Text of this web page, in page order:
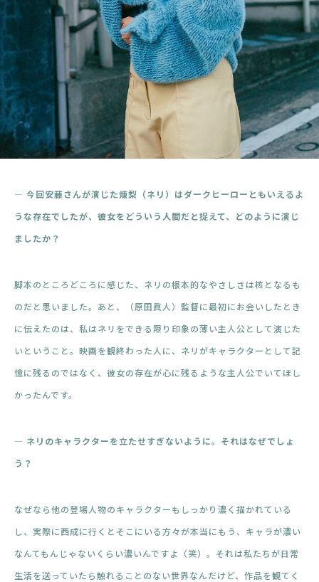
― 今回安藤さんが演じた煉梨（ネリ）はダークヒーローともいえるよ
うな存在でしたが、 彼女をどういう人間だと捉えて、どのように演じ
ましたか？
脚本のところどころに感じた、ネリの根本的なやさしさは核となるも
のだと思いました。あと、（原田眞人）監督に最初にお会いしたとき
に伝えたのは、私はネリをできる限り印象の薄い主人公として演じた
いということ。映画を観終わった人に、ネリがキャラクターとして記
憶に残るのではなく、彼女の存在が心に残るような主人公でいてほし
かったんです。
― ネリのキャラクターを立たせすぎないように。それはなぜでしょ
う？
なぜなら他の登場人物のキャラクターもしっかり濃く描かれている
し、実際に西成に行くとそこにいる方々が本当にもう、キャラが濃い
なんてもんじゃないくらい濃いんですよ（笑）。それは私たちが日常
生活を送っていたら触れることのない世界なんだけど、作品を観てく